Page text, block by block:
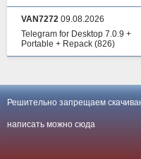
VAN7272 09.08.2026
Telegram for Desktop 7.0.9 +
Portable + Repack (826)
Решительно запрещаем
написать можно сюда